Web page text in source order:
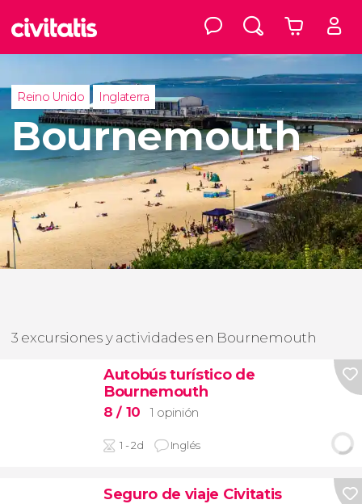
Reino Unido Inglaterra
Bournemouth
3 excursiones y actividades en Bournemouth
Autobús turístico de
Bournemouth
8/ 10 1 opinión
1 - 2d Inglés
Seguro de viaje Civitatis